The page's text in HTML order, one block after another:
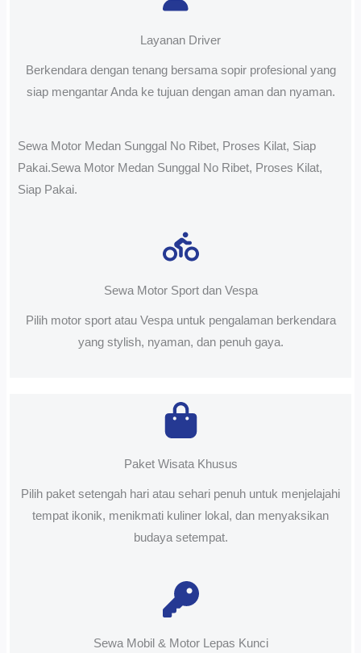
Layanan Driver
Berkendara dengan tenang bersama sopir profesional yang
siap mengantar Anda ke tujuan dengan aman dan nyaman.
Sewa Motor Medan Sunggal No Ribet, Proses Kilat, Siap
Pakai.Sewa Motor Medan Sunggal No Ribet, Proses Kilat,
Siap Pakai.
Sewa Motor Sport dan Vespa
Pilih motor sport atau Vespa untuk pengalaman berkendara
yang stylish, nyaman, dan penuh gaya.
Paket Wisata Khusus
Pilih paket setengah hari atau sehari penuh untuk menjelajahi
tempat ikonik, menikmati kuliner lokal, dan menyaksikan
budaya setempat.
Sewa Mobil & Motor Lepas Kunci